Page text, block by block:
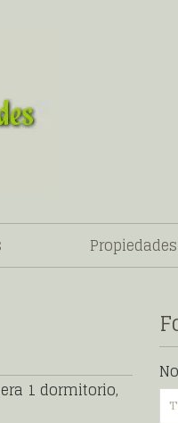
Propiedades
1 dormitorio,